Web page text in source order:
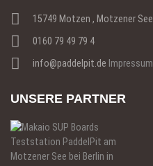
15749 Motzen , Motzener See
0160 79 49 79 4
info@paddelpit.de Impressum
UNSERE PARTNER